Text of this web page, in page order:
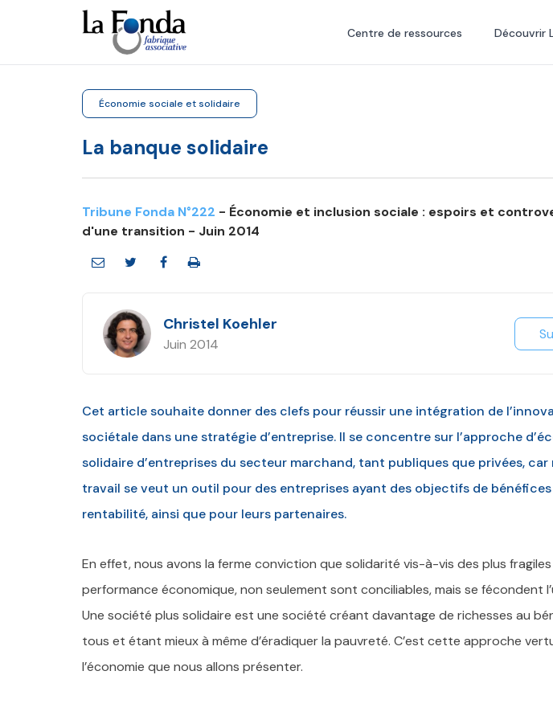
principal
Centre de ressources Découvrir
Économie sociale et solidaire
La banque solidaire
Tribune Fonda N°222 - Économie et inclusion sociale : espoirs et
d'une transition - Juin 2014
Christel Koehler
Juin 2014
Cet article souhaite donner des clefs pour réussir une intégration de
sociétale dans une stratégie d’entreprise. Il se concentre sur l’approche
solidaire d’entreprises du secteur marchand, tant publiques que privées,
travail se veut un outil pour des entreprises ayant des objectifs de
rentabilité, ainsi que pour leurs partenaires.
En effet, nous avons la ferme conviction que solidarité vis-à-vis des plus
performance économique, non seulement sont conciliables, mais se fécondent
Une société plus solidaire est une société créant davantage de richesses au
tous et étant mieux à même d’éradiquer la pauvreté. C’est cette approche
l’économie que nous allons présenter.